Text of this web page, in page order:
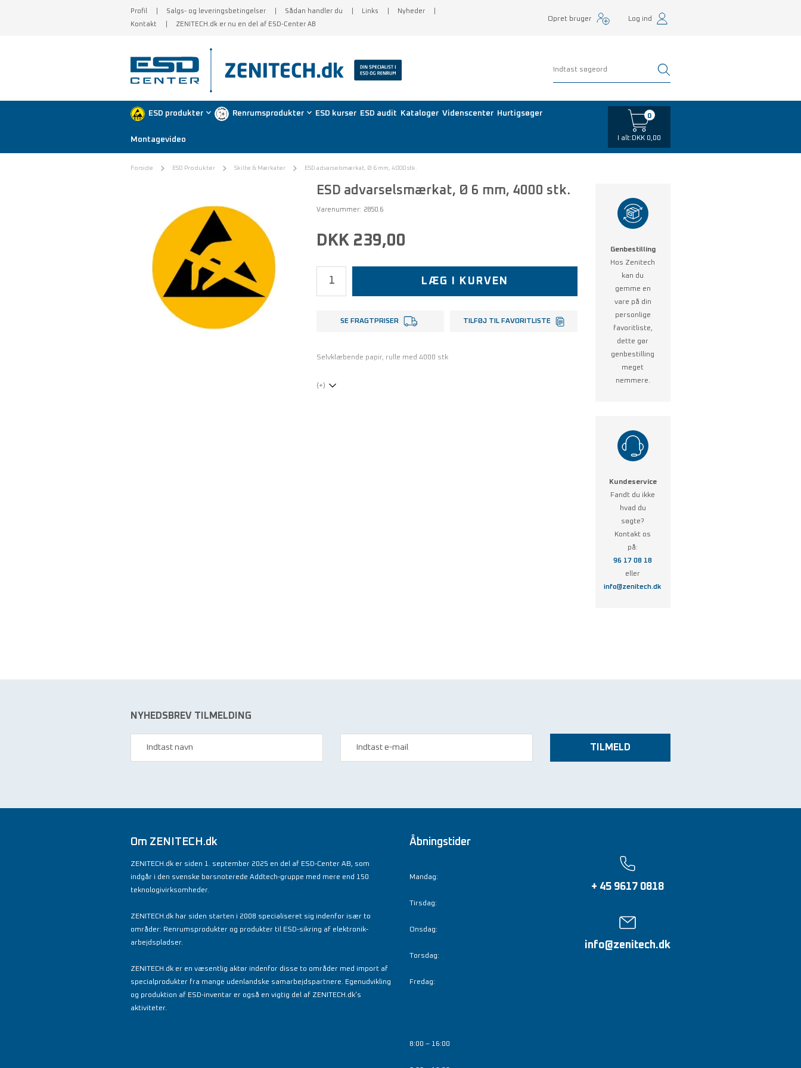
Profil Salgs- og leveringsbetingelser Sådan handler du Links
Nyheder
Kontakt
ZENITECH.dk er nu en del af ESD-Center AB
Opret bruger Log ind
ESD produkter Renrumsprodukter ESD kurser ESD audit Kataloger Videnscenter Hurtigsøger
Montagevideo
0
I alt: DKK 0,00
Forside ESD Produkter Skilte & Mærkater ESD advarselsmærkat, Ø 6 mm, 4000 stk.
ESD advarselsmærkat, Ø 6 mm, 4000 stk.
Varenummer: 2850.6
DKK 239,00
LÆG I KURVEN
SE FRAGTPRISER TILFØJ TIL FAVORITLISTE
Selvklæbende papir, rulle med 4000 stk
(+)
Genbestilling
Hos Zenitech
kan du
gemme en
vare på din
personlige
favoritliste,
dette gør
genbestilling
meget
nemmere.
Kundeservice
Fandt du ikke
hvad du
søgte?
Kontakt os
på:
96 17 08 18
eller
info@zenitech.dk
NYHEDSBREV TILMELDING
TILMELD
Om ZENITECH.dk
ZENITECH.dk er siden 1. september 2025 en del af ESD-Center AB, som
indgår i den svenske børsnoterede Addtech-gruppe med mere end 150
teknologivirksomheder.
ZENITECH.dk har siden starten i 2008 specialiseret sig indenfor især to
områder: Renrumsprodukter og produkter til ESD-sikring af elektronik-
arbejdspladser.
ZENITECH.dk er en væsentlig aktør indenfor disse to områder med import af
specialprodukter fra mange udenlandske samarbejdspartnere. Egenudvikling
og produktion af ESD-inventar er også en vigtig del af ZENITECH.dk’s
aktiviteter.
Åbningstider
Mandag:
Tirsdag:
Onsdag:
Torsdag:
Fredag:
8:00 – 16:00
+ 45 9617 0818
info@zenitech.dk